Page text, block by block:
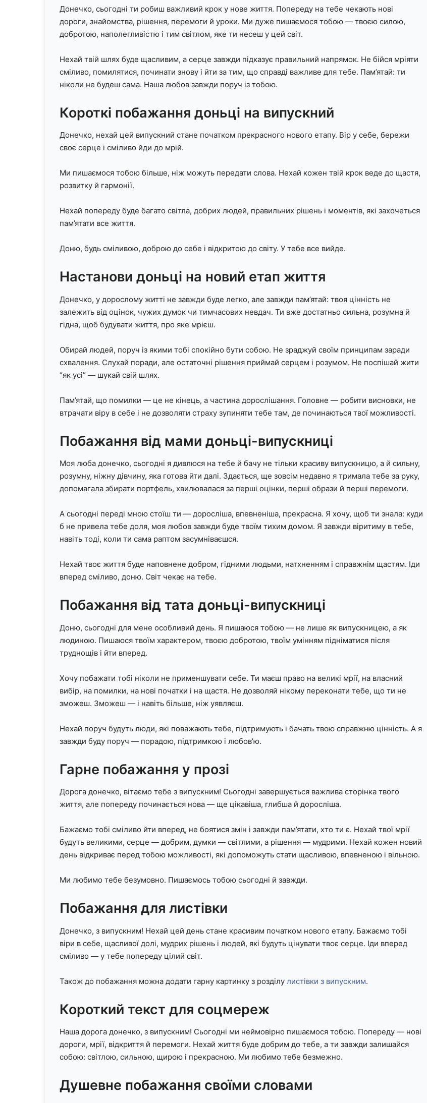
Донечко, сьогодні ти робиш важливий крок у нове життя. Попереду на тебе чекають нові
дороги, знайомства, рішення, перемоги й уроки. Ми дуже пишаємося тобою — твоєю силою,
добротою, наполегливістю і тим світлом, яке ти несеш у цей світ.
Нехай твій шлях буде щасливим, а серце завжди підказує правильний напрямок. Не бійся мріяти
сміливо, помилятися, починати знову і йти за тим, що справді важливе для тебе. Пам’ятай: ти
ніколи не будеш сама. Наша любов завжди поруч із тобою.
Короткі побажання доньці на випускний
Донечко, нехай цей випускний стане початком прекрасного нового етапу. Вір у себе, бережи
своє серце і сміливо йди до мрій.
Ми пишаємося тобою більше, ніж можуть передати слова. Нехай кожен твій крок веде до щастя,
розвитку й гармонії.
Нехай попереду буде багато світла, добрих людей, правильних рішень і моментів, які захочеться
пам’ятати все життя.
Доню, будь сміливою, доброю до себе і відкритою до світу. У тебе все вийде.
Настанови доньці на новий етап життя
Донечко, у дорослому житті не завжди буде легко, але завжди пам’ятай: твоя цінність не
залежить від оцінок, чужих думок чи тимчасових невдач. Ти вже достатньо сильна, розумна й
гідна, щоб будувати життя, про яке мрієш.
Обирай людей, поруч із якими тобі спокійно бути собою. Не зраджуй своїм принципам заради
схвалення. Слухай поради, але остаточні рішення приймай серцем і розумом. Не поспішай жити
“як усі” — шукай свій шлях.
Пам’ятай, що помилки — це не кінець, а частина дорослішання. Головне — робити висновки, не
втрачати віру в себе і не дозволяти страху зупиняти тебе там, де починаються твої можливості.
Побажання від мами доньці-випускниці
Моя люба донечко, сьогодні я дивлюся на тебе й бачу не тільки красиву випускницю, а й сильну,
розумну, ніжну дівчину, яка готова йти далі. Здається, ще зовсім недавно я тримала тебе за руку,
допомагала збирати портфель, хвилювалася за перші оцінки, перші образи й перші перемоги.
А сьогодні переді мною стоїш ти — доросліша, впевненіша, прекрасна. Я хочу, щоб ти знала: куди
б не привела тебе доля, моя любов завжди буде твоїм тихим домом. Я завжди віритиму в тебе,
навіть тоді, коли ти сама раптом засумніваєшся.
Нехай твоє життя буде наповнене добром, гідними людьми, натхненням і справжнім щастям. Іди
вперед сміливо, доню. Світ чекає на тебе.
Побажання від тата доньці-випускниці
Доню, сьогодні для мене особливий день. Я пишаюся тобою — не лише як випускницею, а як
людиною. Пишаюся твоїм характером, твоєю добротою, твоїм умінням підніматися після
труднощів і йти вперед.
Хочу побажати тобі ніколи не применшувати себе. Ти маєш право на великі мрії, на власний
вибір, на помилки, на нові початки і на щастя. Не дозволяй нікому переконати тебе, що ти не
зможеш. Зможеш — і навіть більше, ніж уявляєш.
Нехай поруч будуть люди, які поважають тебе, підтримують і бачать твою справжню цінність. А я
завжди буду поруч — порадою, підтримкою і любов’ю.
Гарне побажання у прозі
Дорога донечко, вітаємо тебе з випускним! Сьогодні завершується важлива сторінка твого
життя, але попереду починається нова — ще цікавіша, глибша й доросліша.
Бажаємо тобі сміливо йти вперед, не боятися змін і завжди пам’ятати, хто ти є. Нехай твої мрії
будуть великими, серце — добрим, думки — світлими, а рішення — мудрими. Нехай кожен новий
день відкриває перед тобою можливості, які допоможуть стати щасливою, впевненою і вільною.
Ми любимо тебе безумовно. Пишаємось тобою сьогодні й завжди.
Побажання для листівки
Донечко, з випускним! Нехай цей день стане красивим початком нового етапу. Бажаємо тобі
віри в себе, щасливої долі, мудрих рішень і людей, які будуть цінувати твоє серце. Іди вперед
сміливо — у тебе попереду цілий світ.
Також до побажання можна додати гарну картинку з розділу листівки з випускним.
Короткий текст для соцмереж
Наша дорога донечко, з випускним! Сьогодні ми неймовірно пишаємося тобою. Попереду — нові
дороги, мрії, відкриття й перемоги. Нехай життя буде добрим до тебе, а ти завжди залишайся
собою: світлою, сильною, щирою і прекрасною. Ми любимо тебе безмежно.
Душевне побажання своїми словами